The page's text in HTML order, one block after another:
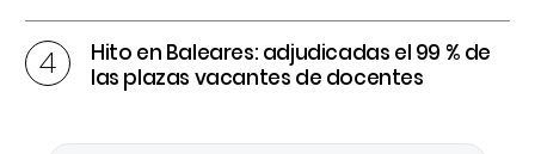
Hito en Baleares: adjudicadas el 99 % de
las plazas vacantes de docentes